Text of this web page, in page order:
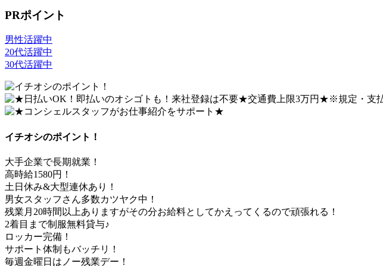
PRポイント
男性活躍中
20代活躍中
30代活躍中
イチオシのポイント！
大手企業で長期就業！
高時給1580円！
土日休み&大型連休あり！
男女スタッフさん多数カツヤク中！
残業月20時間以上ありますがその分お給料としてかえってくるので頑張れる！
2着目まで制服無料貸与♪
ロッカー完備！
サポート体制もバッチリ！
毎週金曜日はノー残業デー！